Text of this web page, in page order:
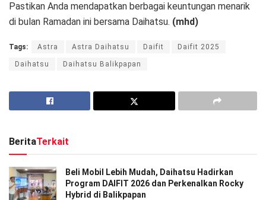
Pastikan Anda mendapatkan berbagai keuntungan menarik
di bulan Ramadan ini bersama Daihatsu. (mhd)
Tags: Astra Astra Daihatsu Daifit Daifit 2025
Daihatsu Daihatsu Balikpapan
BeritaTerkait
Beli Mobil Lebih Mudah, Daihatsu Hadirkan
Program DAIFIT 2026 dan Perkenalkan Rocky
Hybrid di Balikpapan